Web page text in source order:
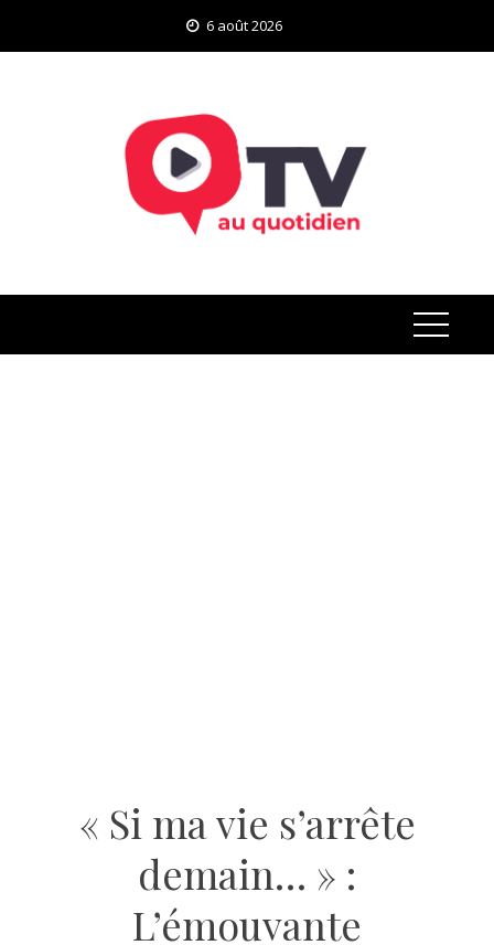
6 août 2026
« Si ma vie s’arrête
demain… » :
L’émouvante